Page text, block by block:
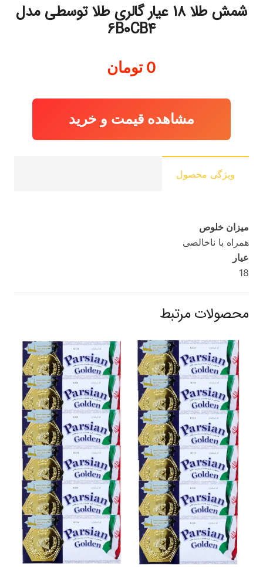
شمش طلا 18 عیار گالری طلا توسطی مدل
6B0CB4
0 تومان
مشاهده قیمت و خرید
ویژگی محصول
میزان خلوص
همراه با ناخالصی
عیار
18
محصولات مرتبط